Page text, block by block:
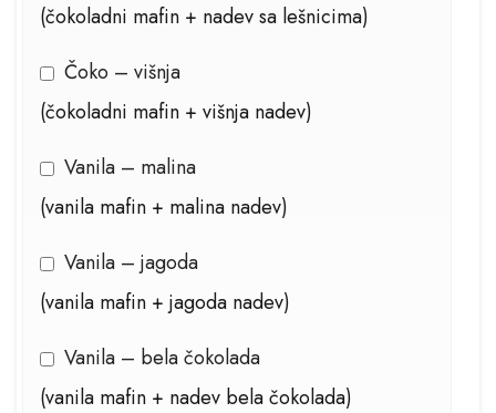
(čokoladni mafin + nadev sa lešnicima)
Čoko – višnja
(čokoladni mafin + višnja nadev)
Vanila – malina
(vanila mafin + malina nadev)
Vanila – jagoda
(vanila mafin + jagoda nadev)
Vanila – bela čokolada
(vanila mafin + nadev bela čokolada)